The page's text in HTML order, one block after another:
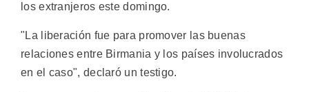
los extranjeros este domingo.
"La liberación fue para promover las buenas
relaciones entre Birmania y los países involucrados
en el caso", declaró un testigo.